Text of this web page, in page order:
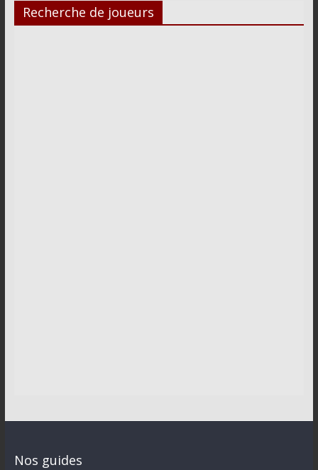
Recherche de joueurs
Nos guides